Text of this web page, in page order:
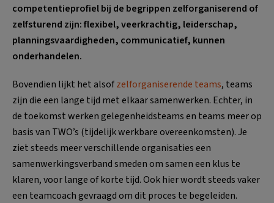
competentieprofiel bij de begrippen zelforganiserend of
zelfsturend zijn: flexibel, veerkrachtig, leiderschap,
planningsvaardigheden, communicatief, kunnen
onderhandelen.
Bovendien lijkt het alsofzelforganiserende teams, teams
zijn die een lange tijd met elkaar samenwerken. Echter, in
de toekomst werken gelegenheidsteams en teams meer op
basis van TWO’s (tijdelijk werkbare overeenkomsten). Je
ziet steeds meer verschillende organisaties een
samenwerkingsverband smeden om samen een klus te
klaren, voor lange of korte tijd. Ook hier wordt steeds vaker
een teamcoach gevraagd om dit proces te begeleiden.